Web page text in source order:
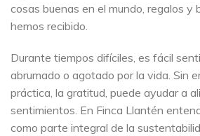
cosas buenas en el mundo, regalos y
hemos recibido.
Durante tiempos difíciles, es fácil
abrumado o agotado por la vida. Sin
práctica, la gratitud, puede ayudar a
sentimientos. En Finca Llantén
como parte integral de la